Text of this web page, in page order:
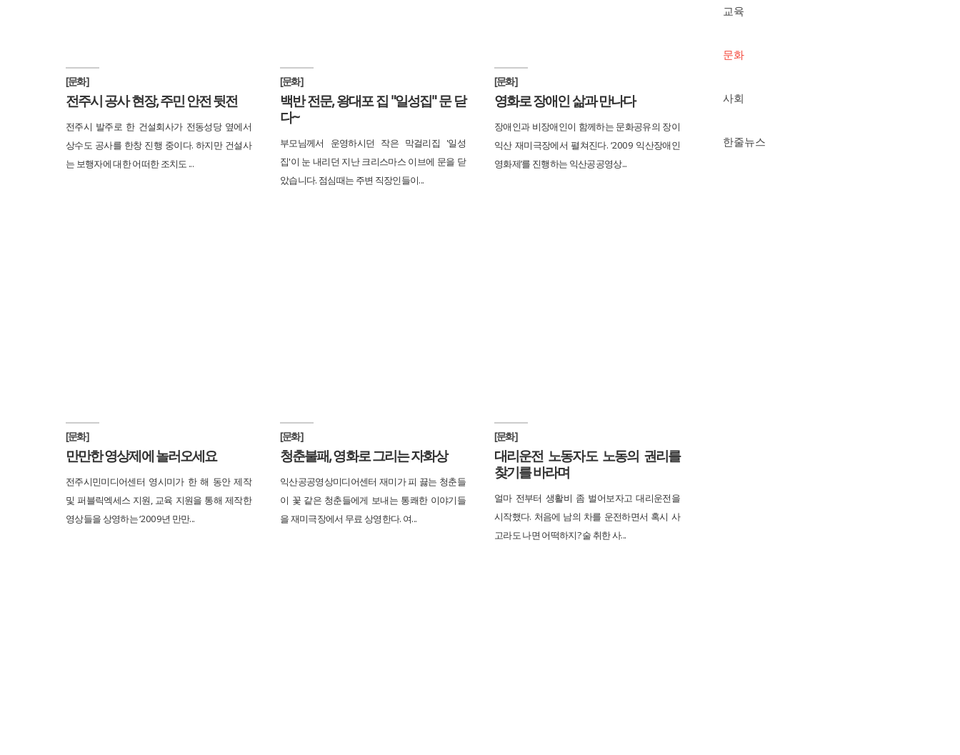
교육
문화
사회
한줄뉴스
[문화]
전주시 공사 현장, 주민 안전 뒷전
전주시 발주로 한 건설회사가 전동성당 옆에서
상수도 공사를 한창 진행 중이다. 하지만 건설사
는 보행자에 대한 어떠한 조치도 ...
[문화]
백반 전문, 왕대포 집 "일성집" 문 닫
다~
부모님께서 운영하시던 작은 막걸리집 '일성
집'이 눈 내리던 지난 크리스마스 이브에 문을 닫
았습니다. 점심때는 주변 직장인들이...
[문화]
영화로 장애인 삶과 만나다
장애인과 비장애인이 함께하는 문화공유의 장이
익산 재미극장에서 펼쳐진다. ‘2009 익산장애인
영화제’를 진행하는 익산공공영상...
[문화]
만만한 영상제에 놀러오세요
전주시민미디어센터 영시미가 한 해 동안 제작
및 퍼블릭엑세스 지원, 교육 지원을 통해 제작한
영상들을 상영하는 ‘2009년 만만...
[문화]
청춘불패, 영화로 그리는 자화상
익산공공영상미디어센터 재미가 피 끓는 청춘들
이 꽃 같은 청춘들에게 보내는 통쾌한 이야기들
을 재미극장에서 무료 상영한다. 여...
[문화]
대리운전 노동자도 노동의 권리를
찾기를 바라며
얼마 전부터 생활비 좀 벌어보자고 대리운전을
시작했다. 처음에 남의 차를 운전하면서 혹시 사
고라도 나면 어떡하지? 술 취한 사...